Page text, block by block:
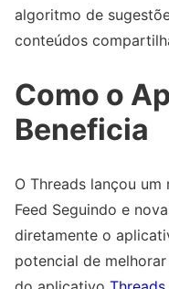
algoritmo de
conteúdos
Como o
Beneficia
O Threads lançou
Feed Seguindo e
diretamente o
potencial de